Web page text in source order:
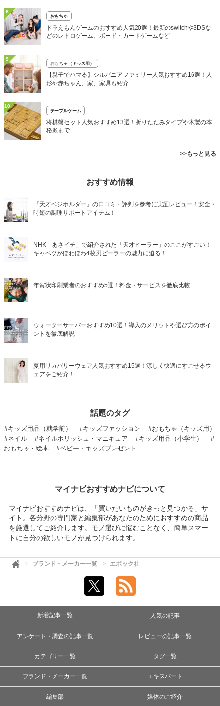
8
おもちゃ
ドラえもんゲームのおすすめ人気20選！最新のswitchや3DSな
どのレトロゲーム、ボード・カードゲームなど
9
おもちゃ（キッズ用）
【親子でハマる】シルバニアファミリー人気おすすめ16選！人
形や赤ちゃん、家、家具も紹介
10
テーブルゲーム
将棋盤セット人気おすすめ13選！折りたたみタイプや木製の本
格派まで
>>もっと見る
おすすめ情報
『天才ベジホルダー』の口コミ・評判を参考に実証レビュー！安全・
時短の調理サポートアイテム！
NHK「あさイチ」で紹介された「天才ピーラー」のここがすごい！
キャベツがほわほわ4枚刃ピーラーの魅力に迫る！
年賀状印刷業者のおすすめ5選！料金・サービスを徹底比較
ウォーターサーバーおすすめ10選！導入のメリットや選び方のポイ
ントを徹底解説
夏用リカバリーウェア人気おすすめ15選！涼しく快適にすごせるウ
ェアをご紹介！
話題のタグ
#キッズ用品（就学前） #キッズファッション
#おもちゃ（キッズ用）
#ネイル
#ネイルポリッシュ・マニキュア #キッズ用品（小学生）
#
おもちゃ・絵本
#ベビー・キッズプレゼント
マイナビおすすめナビについて
マイナビおすすめナビは、「買いたいものがきっと見つかる」サ
イト。各分野の専門家と編集部があなたのためにおすすめの商品
を厳選してご紹介します。モノ選びに悩むことなく、簡単スマー
トに自分の欲しいモノが見つけられます。
ブランド・メーカー一覧 エポック社
新着記事一覧 人気の記事
アンケート・調査の記事一覧 レビューの記事一覧
カテゴリー一覧 タグ一覧
ブランド・メーカー一覧 エキスパート
編集部 媒体のご紹介